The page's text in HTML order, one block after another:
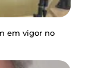
em vigor no